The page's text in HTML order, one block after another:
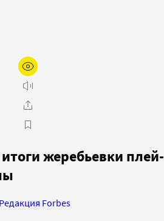
жеребьевки плей-
Редакция Forbes